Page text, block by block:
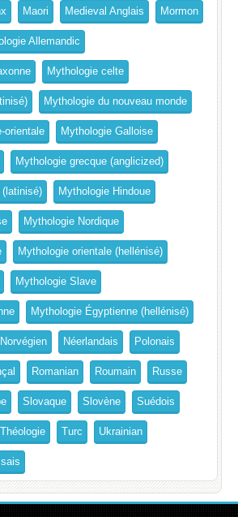
Maori Medieval Anglais Mormon
Allemandic
Mythologie celte
Mythologie du nouveau monde
orientale Mythologie Galloise
Mythologie grecque (anglicized)
(latinisé) Mythologie Hindoue
Mythologie Nordique
Mythologie orientale (hellénisé)
Mythologie Slave
Mythologie Égyptienne (hellénisé)
Norvégien Néerlandais Polonais
Romanian Roumain Russe
Slovaque Slovène Suédois
Théologie Turc Ukrainian